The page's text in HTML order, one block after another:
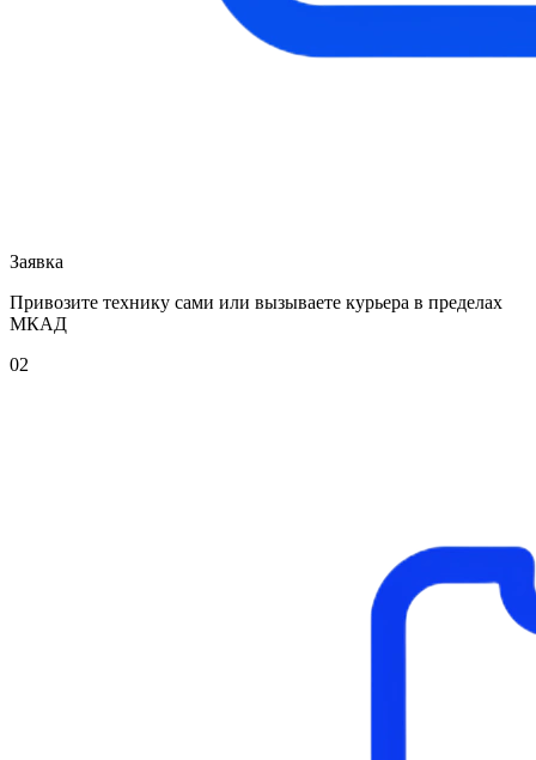
Заявка
Привозите технику сами или вызываете курьера в пределах
МКАД
02